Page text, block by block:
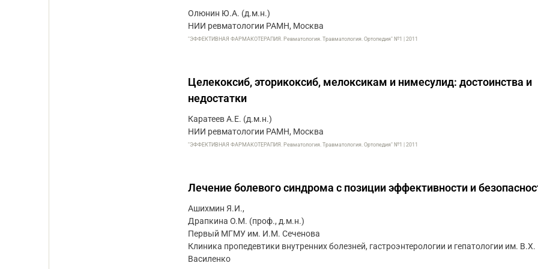
Олюнин Ю.А. (д.м.н.)
НИИ ревматологии РАМН, Москва
"ЭФФЕКТИВНАЯ ФАРМАКОТЕРАПИЯ. Ревматология. Травматология. Ортопедия" №1 | 2011
Целекоксиб, эторикоксиб, мелоксикам и нимесулид: достоинства и
недостатки
Каратеев А.Е. (д.м.н.)
НИИ ревматологии РАМН, Москва
"ЭФФЕКТИВНАЯ ФАРМАКОТЕРАПИЯ. Ревматология. Травматология. Ортопедия" №1 | 2011
Лечение болевого синдрома с позиции эффективности и
Ашихмин Я.И.,
Драпкина О.М. (проф., д.м.н.)
Первый МГМУ им. И.М. Сеченова
Клиника пропедевтики внутренних болезней, гастроэнтерологии и гепатологии им. В.Х.
Василенко